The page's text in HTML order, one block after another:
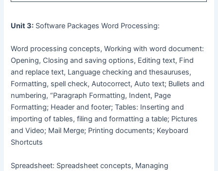
Unit 3: Software Packages Word Processing:
Word processing concepts, Working with word document:
Opening, Closing and saving options, Editing text, Find
and replace text, Language checking and thesauruses,
Formatting, spell check, Autocorrect, Auto text; Bullets and
numbering, “Paragraph Formatting, Indent, Page
Formatting; Header and footer; Tables: Inserting and
importing of tables, filing and formatting a table; Pictures
and Video; Mail Merge; Printing documents; Keyboard
Shortcuts
Spreadsheet: Spreadsheet concepts, Managing